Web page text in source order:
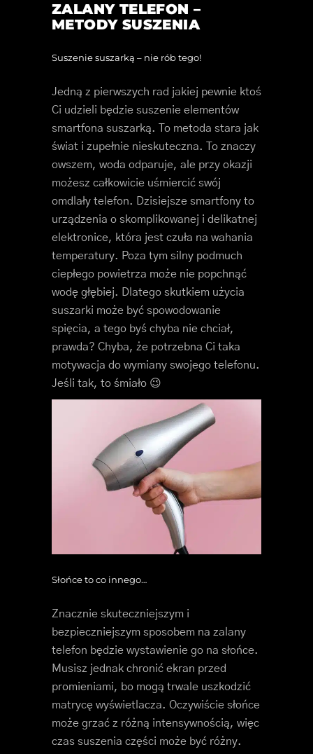
ZALANY TELEFON –
METODY SUSZENIA
Suszenie suszarką – nie rób tego!
Jedną z pierwszych rad jakiej pewnie ktoś
Ci udzieli będzie suszenie elementów
smartfona suszarką. To metoda stara jak
świat i zupełnie nieskuteczna. To znaczy
owszem, woda odparuje, ale przy okazji
możesz całkowicie uśmiercić swój
omdlały telefon. Dzisiejsze smartfony to
urządzenia o skomplikowanej i delikatnej
elektronice, która jest czuła na wahania
temperatury. Poza tym silny podmuch
ciepłego powietrza może nie popchnąć
wodę głębiej. Dlatego skutkiem użycia
suszarki może być spowodowanie
spięcia, a tego byś chyba nie chciał,
prawda? Chyba, że potrzebna Ci taka
motywacja do wymiany swojego telefonu.
Jeśli tak, to śmiało 😉
Słońce to co innego…
Znacznie skuteczniejszym i
bezpieczniejszym sposobem na zalany
telefon będzie wystawienie go na słońce.
Musisz jednak chronić ekran przed
promieniami, bo mogą trwale uszkodzić
matrycę wyświetlacza. Oczywiście słońce
może grzać z różną intensywnością, więc
czas suszenia części może być różny.